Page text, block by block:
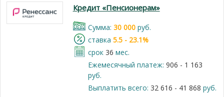
Кредит «Пенсионерам»
Cумма: 30 000руб.
cтавка 5.5 - 23.1%
срок 36 мес.
Ежемесячный платеж: 906 - 1 163
руб.
Выплатить всего: 32 616 - 41 868 руб.